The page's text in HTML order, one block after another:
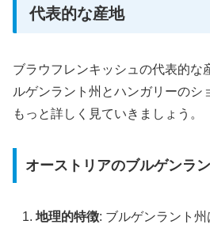
代表的な産地
ブラウフレンキッシュの代表的な
ルゲンラント州とハンガリーのシ
もっと詳しく見ていきましょう。
オーストリアのブルゲンラ
地理的特徴: ブルゲンラント